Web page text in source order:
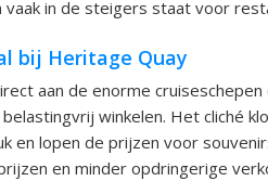
in de steigers staat voor
bij Heritage Quay
aan de enorme
winkelen. Het cliché
en lopen de prijzen voor
en minder opdringerige